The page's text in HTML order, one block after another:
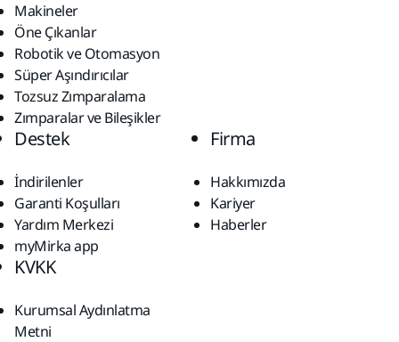
Makineler
Öne Çıkanlar
Robotik ve Otomasyon
Süper Aşındırıcılar
Tozsuz Zımparalama
Zımparalar ve Bileşikler
Destek
İndirilenler
Garanti Koşulları
Yardım Merkezi
myMirka app
Firma
Hakkımızda
Kariyer
Haberler
KVKK
Kurumsal Aydınlatma
Metni